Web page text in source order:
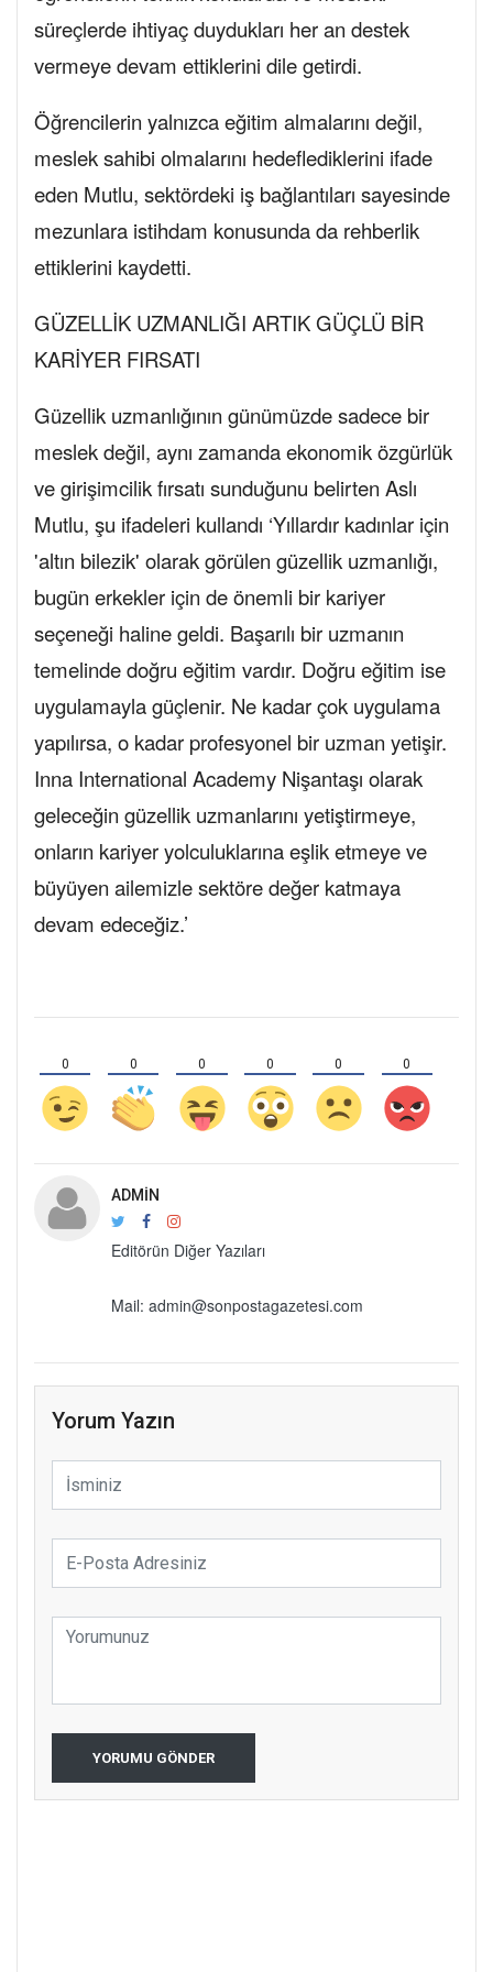
süreçlerde ihtiyaç duydukları her an destek
vermeye devam ettiklerini dile getirdi.
Öğrencilerin yalnızca eğitim almalarını değil,
meslek sahibi olmalarını hedeflediklerini ifade
eden Mutlu, sektördeki iş bağlantıları sayesinde
mezunlara istihdam konusunda da rehberlik
ettiklerini kaydetti.
GÜZELLİK UZMANLIĞI ARTIK GÜÇLÜ BİR
KARİYER FIRSATI
Güzellik uzmanlığının günümüzde sadece bir
meslek değil, aynı zamanda ekonomik özgürlük
ve girişimcilik fırsatı sunduğunu belirten Aslı
Mutlu, şu ifadeleri kullandı ‘Yıllardır kadınlar için
'altın bilezik' olarak görülen güzellik uzmanlığı,
bugün erkekler için de önemli bir kariyer
seçeneği haline geldi. Başarılı bir uzmanın
temelinde doğru eğitim vardır. Doğru eğitim ise
uygulamayla güçlenir. Ne kadar çok uygulama
yapılırsa, o kadar profesyonel bir uzman yetişir.
Inna International Academy Nişantaşı olarak
geleceğin güzellik uzmanlarını yetiştirmeye,
onların kariyer yolculuklarına eşlik etmeye ve
büyüyen ailemizle sektöre değer katmaya
devam edeceğiz.’
0 0 0 0 0 0
ADMIN
Editörün Diğer Yazıları
Mail: admin@sonpostagazetesi.com
Yorum Yazın
YORUMU GÖNDER